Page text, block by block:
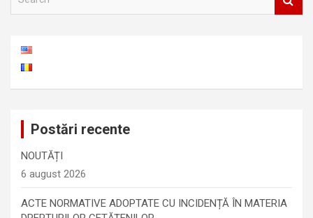
Postări recente
NOUTĂȚI
6 august 2026
ACTE NORMATIVE ADOPTATE CU INCIDENȚĂ ÎN MATERIA